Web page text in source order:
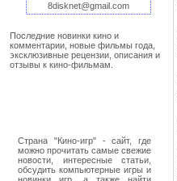
8disknet@gmail.com
Последние новинки кино и
комментарии, новые фильмы года,
эксклюзивные рецензии, описания и
отзывы к кино-фильмам.
Страна "Кино-игр" - сайт, где
можно прочитать самые свежие
новости, интересные статьи,
обсудить компьютерные игры и